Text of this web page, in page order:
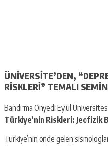
ÜNİVERSİTE’DEN,
RİSKLERİ” TEMALI
Bandırma Onyedi Eylül
Türkiye’nin Riskleri: Jeofizik
Türkiye’nin önde gelen